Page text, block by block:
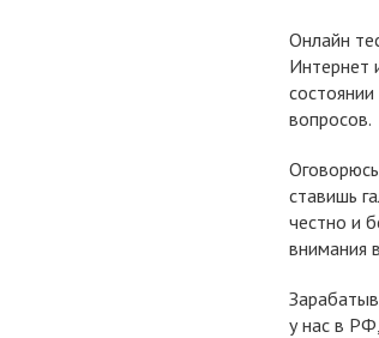
Онлайн
Интернет
вопросов.
ставишь
честно и
внимания
у нас в